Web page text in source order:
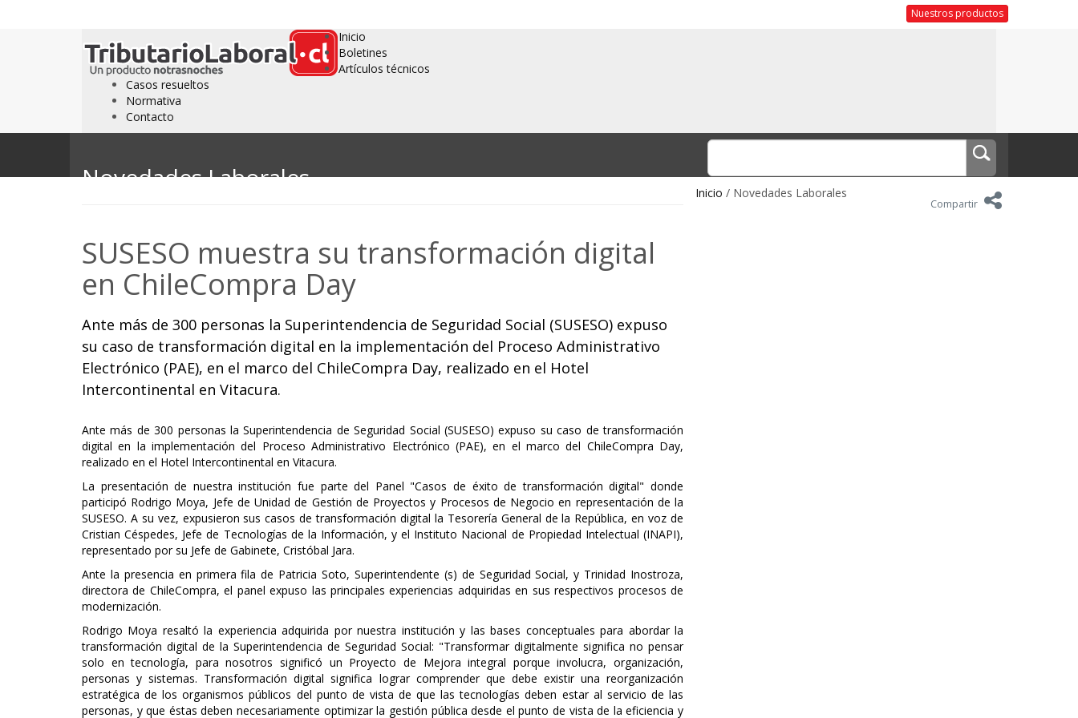
Nuestros productos
Inicio
Boletines
Artículos técnicos
Casos resueltos
Normativa
Contacto
Novedades Laborales
Inicio / Novedades Laborales
Compartir
SUSESO muestra su transformación digital
en ChileCompra Day
Ante más de 300 personas la Superintendencia de Seguridad Social (SUSESO) expuso
su caso de transformación digital en la implementación del Proceso Administrativo
Electrónico (PAE), en el marco del ChileCompra Day, realizado en el Hotel
Intercontinental en Vitacura.
Ante más de 300 personas la Superintendencia de Seguridad Social (SUSESO) expuso su caso de transformación
digital en la implementación del Proceso Administrativo Electrónico (PAE), en el marco del ChileCompra Day,
realizado en el Hotel Intercontinental en Vitacura.
La presentación de nuestra institución fue parte del Panel "Casos de éxito de transformación digital" donde
participó Rodrigo Moya, Jefe de Unidad de Gestión de Proyectos y Procesos de Negocio en representación de la
SUSESO. A su vez, expusieron sus casos de transformación digital la Tesorería General de la República, en voz de
Cristian Céspedes, Jefe de Tecnologías de la Información, y el Instituto Nacional de Propiedad Intelectual (INAPI),
representado por su Jefe de Gabinete, Cristóbal Jara.
Ante la presencia en primera fila de Patricia Soto, Superintendente (s) de Seguridad Social, y Trinidad Inostroza,
directora de ChileCompra, el panel expuso las principales experiencias adquiridas en sus respectivos procesos de
modernización.
Rodrigo Moya resaltó la experiencia adquirida por nuestra institución y las bases conceptuales para abordar la
transformación digital de la Superintendencia de Seguridad Social: "Transformar digitalmente significa no pensar
solo en tecnología, para nosotros significó un Proyecto de Mejora integral porque involucra, organización,
personas y sistemas. Transformación digital significa lograr comprender que debe existir una reorganización
estratégica de los organismos públicos del punto de vista de que las tecnologías deben estar al servicio de las
personas, y que éstas deben necesariamente optimizar la gestión pública desde el punto de vista de la eficiencia y